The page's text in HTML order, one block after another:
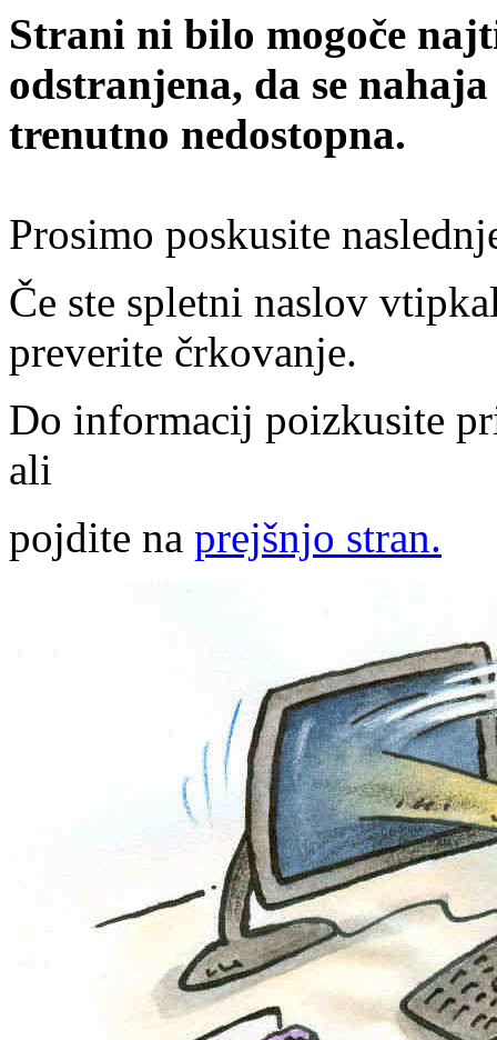
Strani ni bilo mogoče
odstranjena, da se
trenutno nedostopna.
Prosimo poskusite
Če ste spletni naslov
preverite črkovanje.
Do informacij poizkusite
ali
pojdite na prejšnjo stran.